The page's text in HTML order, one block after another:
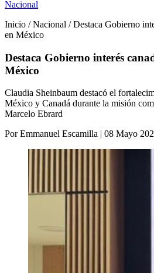
Nacional
Inicio / Nacional / Destaca Gobierno
en México
Destaca Gobierno interés
México
Claudia Sheinbaum destacó el
México y Canadá durante la misión
Marcelo Ebrard
Por Emmanuel Escamilla | 08 Mayo